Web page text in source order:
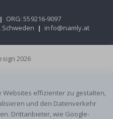
| ORG: 559216-9097
Schweden | info@namly.at
2026
Websites effizienter zu gestalten,
und den Datenverkehr
Drittanbieter, wie Google-